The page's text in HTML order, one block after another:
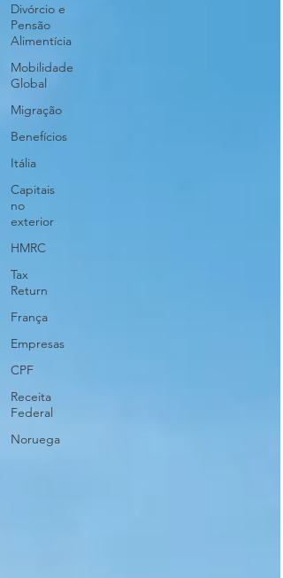
Divórcio e
Pensão
Alimentícia
Mobilidade
Global
Migração
Benefícios
Itália
Capitais
no
exterior
HMRC
Tax
Return
França
Empresas
CPF
Receita
Federal
Noruega